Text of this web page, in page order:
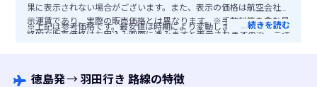
果に表示されない場合がございます。また、表示の価格は航空会社公
示運賃であり、実際の販売価格とは異なります。※手数料等を含む最
終的な販売価格はお申込み画面に進みますと表示されますので、ご注
※上記は参考価格です。最安値は時期により変動します。
…続きを読む
徳島発→羽田行き 路線の特徴